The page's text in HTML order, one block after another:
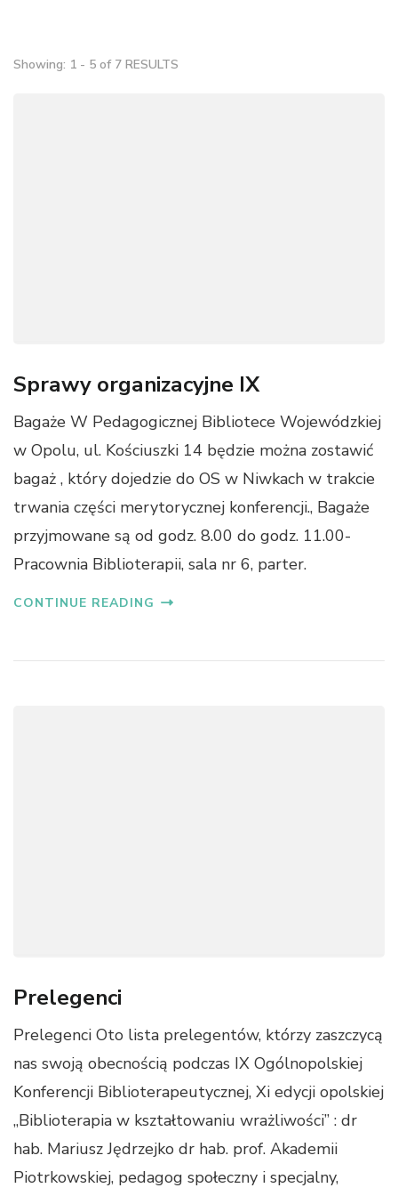
Showing: 1 - 5 of 7 RESULTS
Sprawy organizacyjne IX
Bagaże W Pedagogicznej Bibliotece Wojewódzkiej
w Opolu, ul. Kościuszki 14 będzie można zostawić
bagaż , który dojedzie do OS w Niwkach w trakcie
trwania części merytorycznej konferencji., Bagaże
przyjmowane są od godz. 8.00 do godz. 11.00-
Pracownia Biblioterapii, sala nr 6, parter.
CONTINUE READING
Prelegenci
Prelegenci Oto lista prelegentów, którzy zaszczycą
nas swoją obecnością podczas IX Ogólnopolskiej
Konferencji Biblioterapeutycznej, Xi edycji opolskiej
,,Biblioterapia w kształtowaniu wrażliwości” : dr
hab. Mariusz Jędrzejko dr hab. prof. Akademii
Piotrkowskiej, pedagog społeczny i specjalny,